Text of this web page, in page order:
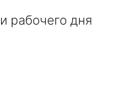
рабочего дня